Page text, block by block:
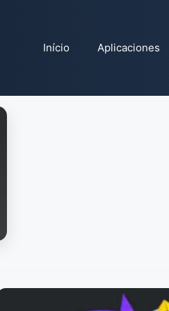
Início Aplicaciones